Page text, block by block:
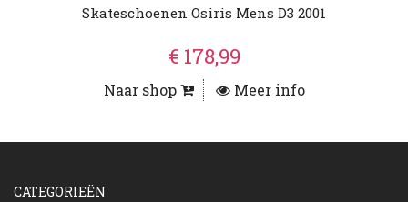
Skateschoenen Osiris Mens D3 2001
€ 178,99
Naar shop Meer info
CATEGORIEËN